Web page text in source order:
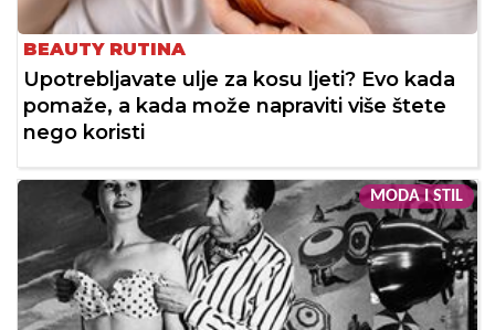
BEAUTY RUTINA
Upotrebljavate ulje za kosu ljeti? Evo kada
pomaže, a kada može napraviti više štete
nego koristi
MODA I STIL